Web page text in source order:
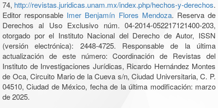
74, http://revistas.juridicas.unam.mx/index.php/hechos-y-derechos.
Editor responsable Imer Benjamín Flores Mendoza. Reserva de
Derechos al Uso Exclusivo núm. 04-2014-052217121400-203,
otorgado por el Instituto Nacional del Derecho de Autor, ISSN
(versión electrónica): 2448-4725. Responsable de la última
actualización de este número: Coordinación de Revistas del
Instituto de Investigaciones Jurídicas, Ricardo Hernández Montes
de Oca, Circuito Mario de la Cueva s/n, Ciudad Universitaria, C. P.
04510, Ciudad de México, fecha de la última modificación: marzo
de 2025.